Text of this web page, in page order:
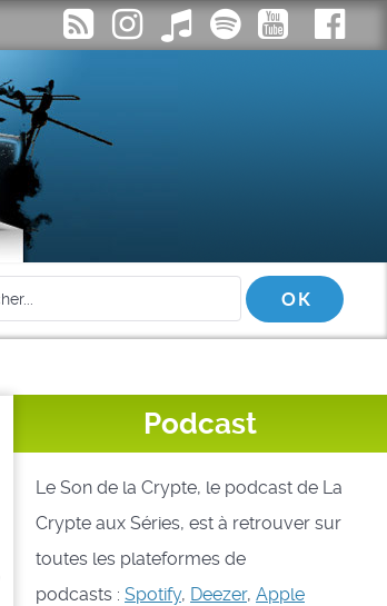
Podcast
Le Son de la Crypte, le podcast de La
Crypte aux Séries, est à retrouver sur
toutes les plateformes de
podcasts : Spotify, Deezer, Apple